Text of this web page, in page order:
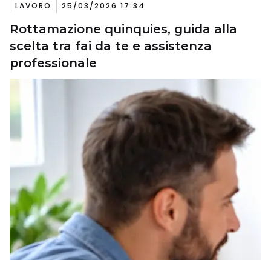
LAVORO 25/03/2026 17:34
Rottamazione quinquies, guida alla
scelta tra fai da te e assistenza
professionale